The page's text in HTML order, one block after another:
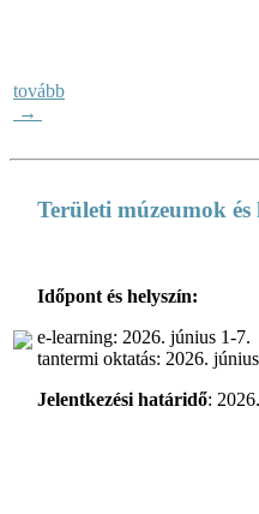
tovább
→
Területi múzeumok
Időpont és helyszín:
e-learning: 2026. június 1-7.
tantermi oktatás: 2026.
Jelentkezési határidő: